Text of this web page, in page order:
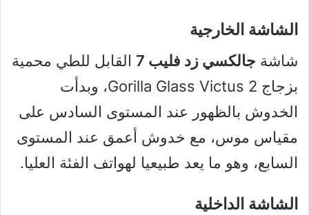
الشاشة الخارجية
شاشة جالكسي زد فليب 7
القابل للطي محمية
بزجاج Gorilla Glass Victus 2، وبدأت
الخدوش بالظهور عند المستوى السادس على
مقياس موس، مع خدوش أعمق عند المستوى
السابع، وهو ما يعد طبيعيا لهواتف الفئة العليا.
الشاشة الداخلية